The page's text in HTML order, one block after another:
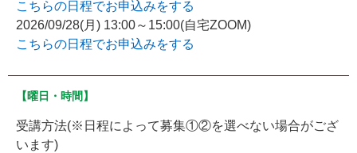
こちらの日程でお申込みをする
2026/09/28(月) 13:00～15:00(自宅ZOOM)
こちらの日程でお申込みをする
【曜日・時間】
受講方法(※日程によって募集①②を選べない場合がござ
います)